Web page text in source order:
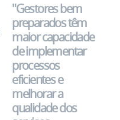
"Gestores bem
preparados têm
maior capacidade
de implementar
processos
eficientes e
melhorar a
qualidade dos